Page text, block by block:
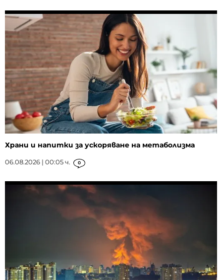
Храни и напитки за ускоряване на метаболизма
06.08.2026 | 00:05 ч. 0